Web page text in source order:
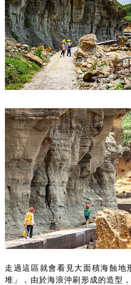
走過這區就會看見大面積海蝕地
堆」，由於海浪沖刷形成的造型